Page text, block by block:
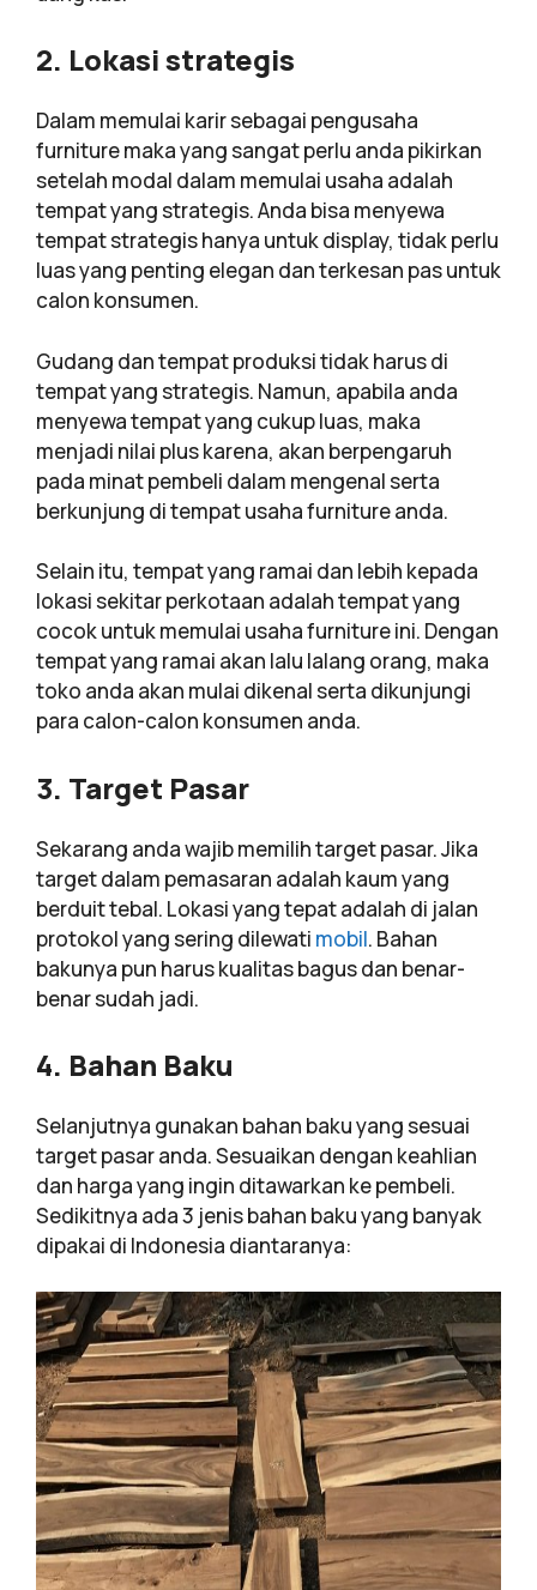
2. Lokasi strategis
Dalam memulai karir sebagai pengusaha
furniture maka yang sangat perlu anda pikirkan
setelah modal dalam memulai usaha adalah
tempat yang strategis. Anda bisa menyewa
tempat strategis hanya untuk display, tidak perlu
luas yang penting elegan dan terkesan pas untuk
calon konsumen.
Gudang dan tempat produksi tidak harus di
tempat yang strategis. Namun, apabila anda
menyewa tempat yang cukup luas, maka
menjadi nilai plus karena, akan berpengaruh
pada minat pembeli dalam mengenal serta
berkunjung di tempat usaha furniture anda.
Selain itu, tempat yang ramai dan lebih kepada
lokasi sekitar perkotaan adalah tempat yang
cocok untuk memulai usaha furniture ini. Dengan
tempat yang ramai akan lalu lalang orang, maka
toko anda akan mulai dikenal serta dikunjungi
para calon-calon konsumen anda.
3. Target Pasar
Sekarang anda wajib memilih target pasar. Jika
target dalam pemasaran adalah kaum yang
berduit tebal. Lokasi yang tepat adalah di jalan
protokol yang sering dilewati mobil. Bahan
bakunya pun harus kualitas bagus dan benar-
benar sudah jadi.
4. Bahan Baku
Selanjutnya gunakan bahan baku yang sesuai
target pasar anda. Sesuaikan dengan keahlian
dan harga yang ingin ditawarkan ke pembeli.
Sedikitnya ada 3 jenis bahan baku yang banyak
dipakai di Indonesia diantaranya: